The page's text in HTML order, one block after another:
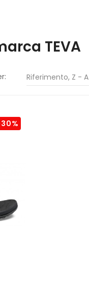
TEVA
Riferimento, Z - A